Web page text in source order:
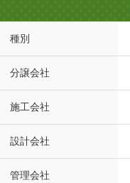
種別
分譲会社
施工会社
設計会社
管理会社